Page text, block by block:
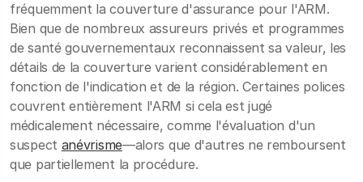
fréquemment la couverture d'assurance pour l'ARM.
Bien que de nombreux assureurs privés et programmes
de santé gouvernementaux reconnaissent sa valeur, les
détails de la couverture varient considérablement en
fonction de l'indication et de la région. Certaines polices
couvrent entièrement l'ARM si cela est jugé
médicalement nécessaire, comme l'évaluation d'un
suspect anévrisme—alors que d'autres ne remboursent
que partiellement la procédure.